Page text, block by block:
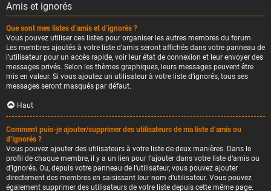
Amis et ignorés
Que sont mes listes d’amis et d’ignorés ?
Vous pouvez utiliser ces listes pour organiser les autres membres du forum.
Les membres ajoutés à votre liste d’amis seront affichés dans votre panneau de
l’utilisateur pour un accès rapide, voir leur état de connexion et leur envoyer des
messages privés. Selon les thèmes graphiques, leurs messages peuvent être
mis en valeur. Si vous ajoutez un utilisateur à votre liste d’ignorés, tous ses
messages seront masqués par défaut.
Haut
Comment puis-je ajouter/supprimer des utilisateurs de ma liste d’amis ou
d’ignorés ?
Vous pouvez ajouter des utilisateurs à votre liste de deux manières. Dans le
profil de chaque membre, il y a un lien pour l’ajouter dans votre liste d’amis ou
d’ignorés. Ou, depuis votre panneau de l’utilisateur, vous pouvez ajouter
directement des membres en saisissant leur nom d’utilisateur. Vous pouvez
également supprimer des utilisateurs de votre liste depuis cette même page.